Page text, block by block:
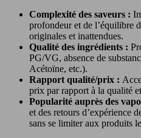
Complexité des saveurs :
profondeur et de l’équilibre
originales et inattendues.
Qualité des ingrédients :
PG/VG, absence de
Acétoïne, etc.).
Rapport qualité/prix :
prix par rapport à la qualité
Popularité auprès des
et des retours d’expérience
sans se limiter aux produits